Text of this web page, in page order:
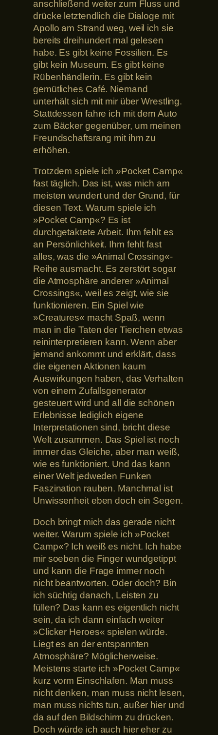
anschließend weiter zum Fluss und
drücke letztendlich die Dialoge mit
Apollo am Strand weg, weil ich sie
bereits dreihundert mal gelesen
habe. Es gibt keine Fossilien. Es
gibt kein Museum. Es gibt keine
Rübenhändlerin. Es gibt kein
gemütliches Café. Niemand
unterhält sich mit mir über Wrestling.
Stattdessen fahre ich mit dem Auto
zum Bäcker gegenüber, um meinen
Freundschaftsrang mit ihm zu
erhöhen.
Trotzdem spiele ich »Pocket Camp«
fast täglich. Das ist, was mich am
meisten wundert und der Grund, für
diesen Text. Warum spiele ich
»Pocket Camp«? Es ist
durchgetaktete Arbeit. Ihm fehlt es
an Persönlichkeit. Ihm fehlt fast
alles, was die »Animal Crossing«-
Reihe ausmacht. Es zerstört sogar
die Atmosphäre anderer »Animal
Crossings«, weil es zeigt, wie sie
funktionieren. Ein Spiel wie
»Creatures« macht Spaß, wenn
man in die Taten der Tierchen etwas
reininterpretieren kann. Wenn aber
jemand ankommt und erklärt, dass
die eigenen Aktionen kaum
Auswirkungen haben, das Verhalten
von einem Zufallsgenerator
gesteuert wird und all die schönen
Erlebnisse lediglich eigene
Interpretationen sind, bricht diese
Welt zusammen. Das Spiel ist noch
immer das Gleiche, aber man weiß,
wie es funktioniert. Und das kann
einer Welt jedweden Funken
Faszination rauben. Manchmal ist
Unwissenheit eben doch ein Segen.
Doch bringt mich das gerade nicht
weiter. Warum spiele ich »Pocket
Camp«? Ich weiß es nicht. Ich habe
mir soeben die Finger wundgetippt
und kann die Frage immer noch
nicht beantworten. Oder doch? Bin
ich süchtig danach, Leisten zu
füllen? Das kann es eigentlich nicht
sein, da ich dann einfach weiter
»Clicker Heroes« spielen würde.
Liegt es an der entspannten
Atmosphäre? Möglicherweise.
Meistens starte ich »Pocket Camp«
kurz vorm Einschlafen. Man muss
nicht denken, man muss nicht lesen,
man muss nichts tun, außer hier und
da auf den Bildschirm zu drücken.
Doch würde ich auch hier eher zu